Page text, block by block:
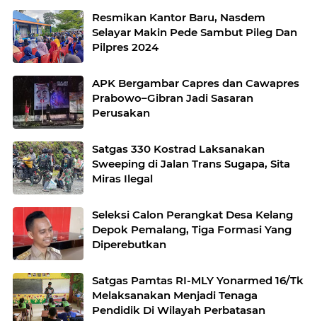
Resmikan Kantor Baru, Nasdem
Selayar Makin Pede Sambut Pileg Dan
Pilpres 2024
APK Bergambar Capres dan Cawapres
Prabowo–Gibran Jadi Sasaran
Perusakan
Satgas 330 Kostrad Laksanakan
Sweeping di Jalan Trans Sugapa, Sita
Miras Ilegal
Seleksi Calon Perangkat Desa Kelang
Depok Pemalang, Tiga Formasi Yang
Diperebutkan
Satgas Pamtas RI-MLY Yonarmed 16/Tk
Melaksanakan Menjadi Tenaga
Pendidik Di Wilayah Perbatasan